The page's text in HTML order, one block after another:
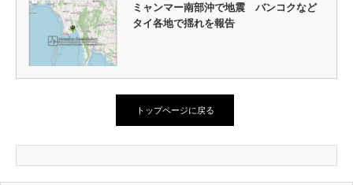
ミャンマー南部沖で地震 バンコクなど
タイ各地で揺れを報告
トップページに戻る